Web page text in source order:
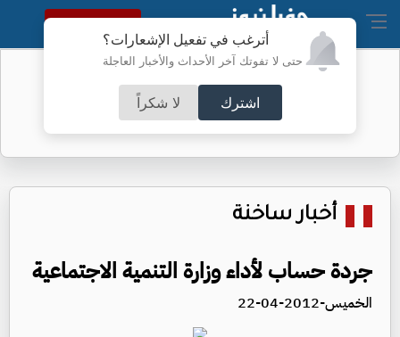
أترغب في تفعيل الإشعارات؟
حتى لا تفوتك آخر الأحداث والأخبار العاجلة
اشترك لا شكراً
النسخة الكاملة
أخبار ساخنة
جردة حساب لأداء وزارة التنمية الاجتماعية
الخميس-2012-04-22